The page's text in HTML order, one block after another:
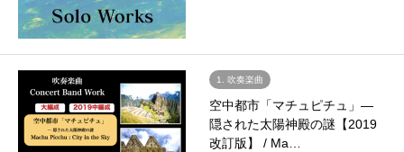
1. 吹奏楽曲
空中都市「マチュピチュ」―
隠された太陽神殿の謎【2019
改訂版】 / Ma…